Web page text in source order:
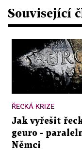
Související
ŘECKÁ KRIZE
Jak vyřešit
geuro -
Němci